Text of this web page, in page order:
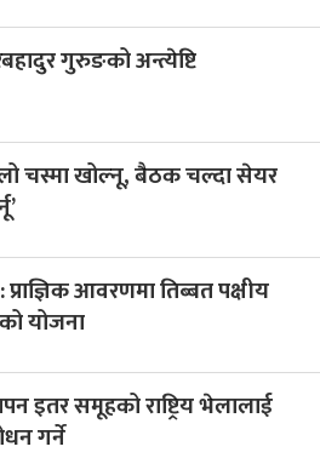
गुरुङको अन्त्येष्टि
चस्मा खोल्नू, बैठक चल्दा सेयर
: प्राज्ञिक आवरणमा तिब्बत पक्षीय
योजना
इतर समूहको राष्ट्रिय भेलालाई
गर्ने